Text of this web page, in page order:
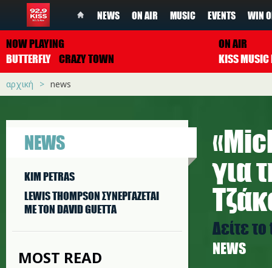
NEWS ON AIR MUSIC EVENTS WIN
NOW PLAYING
BUTTERFLY CRAZY TOWN
ON AIR
αρχική news
NEWS
KIM PETRAS
LEWIS THOMPSON ΣΥΝΕΡΓAΖΕΤΑΙ
ΜΕ ΤΟΝ DAVID GUETTA
MOST READ
για
Δείτε
NEWS